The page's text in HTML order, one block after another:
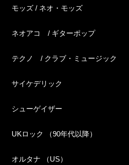
モッズ / ネオ・モッズ
ネオアコ / ギターポップ
テクノ / クラブ・ミュージック
サイケデリック
シューゲイザー
UKロック （90年代以降）
オルタナ （US）